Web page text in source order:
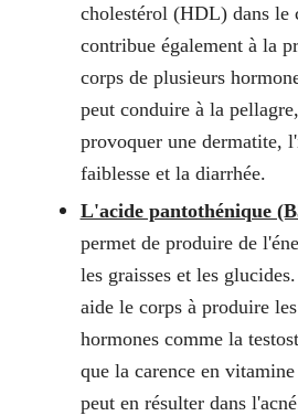
cholestérol (HDL) dans le
contribue également à la
corps de plusieurs
peut conduire à la
provoquer une dermatite,
faiblesse et la diarrhée.
L'acide pantothénique
permet de produire de
les graisses et les
aide le corps à produire les
hormones comme la
que la carence en
peut en résulter dans